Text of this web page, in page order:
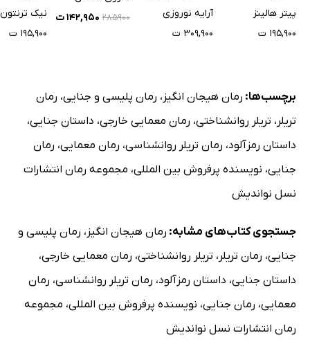
پیتر هالینز
۱۹۵,۹۰۰ ت
شادمانی
آرایه نوروزی
۳۰۹,۹۰۰ ت
۲۸۵۹۰۰ ۱۴۲,۹۵۰ ت
نیک ترنتون
۱۹۵,۹۰۰ ت
برچسب‌ها: رمان هیجان انگیز ، رمان پلیسی و جنایی، رمان
تریلر ، تریلر روانشناختی، رمان معمایی خارجی، داستان جنایی،
داستان رمزآلود، رمان تریلر روانشناسی، رمان معمایی، رمان
جنایی، نویسنده پرفروش بین المللی، مجموعه رمان انتشارات
نسل نواندیش
جستجوی کتاب‌های مشابه: رمان هیجان انگیز ، رمان پلیسی و
جنایی، رمان تریلر ، تریلر روانشناختی، رمان معمایی خارجی،
داستان جنایی، داستان رمزآلود، رمان تریلر روانشناسی، رمان
معمایی، رمان جنایی، نویسنده پرفروش بین المللی، مجموعه
رمان انتشارات نسل نواندیش